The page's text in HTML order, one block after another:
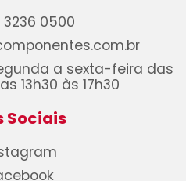
0500
a sexta-feira das
13h30 às 17h30
Sociais